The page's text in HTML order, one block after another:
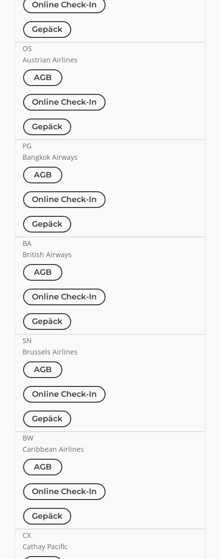
Online Check-In
Gepäck
OS
Austrian Airlines
AGB
Online Check-In
Gepäck
PG
Bangkok Airways
AGB
Online Check-In
Gepäck
BA
British Airways
AGB
Online Check-In
Gepäck
SN
Brussels Airlines
AGB
Online Check-In
Gepäck
BW
Caribbean Airlines
AGB
Online Check-In
Gepäck
CX
Cathay Pacific